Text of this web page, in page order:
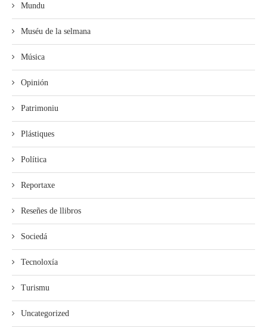
Mundu
Muséu de la selmana
Música
Opinión
Patrimoniu
Plástiques
Política
Reportaxe
Reseñes de llibros
Sociedá
Tecnoloxía
Turismu
Uncategorized